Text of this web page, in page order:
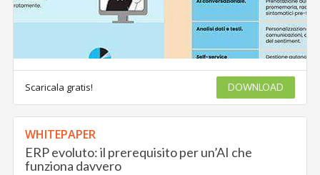
Scaricala gratis! DOWNLOAD
WHITEPAPER
ERP evoluto: il prerequisito per un’AI che
funziona davvero